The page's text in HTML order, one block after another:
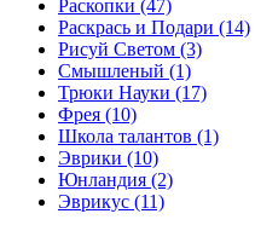
Раскопки (47)
Раскрась и Подари (14)
Рисуй Светом (3)
Смышленый (1)
Трюки Науки (17)
Фрея (10)
Школа талантов (1)
Эврики (10)
Юнландия (2)
Эврикус (11)